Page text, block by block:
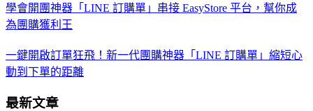
學會開團神器「LINE 訂購單」串接 EasyStore 平台，幫你成
為團購獲利王
一鍵開啟訂單狂飛！新一代團購神器「LINE 訂購單」縮短心
動到下單的距離
最新文章